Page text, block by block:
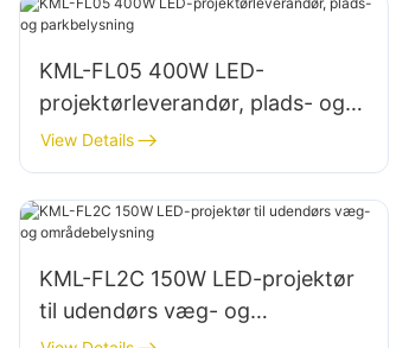
KML-FL05 400W LED-
projektørleverandør, plads- og
parkbelysning
View Details
KML-FL2C 150W LED-projektør
til udendørs væg- og
områdebelysning